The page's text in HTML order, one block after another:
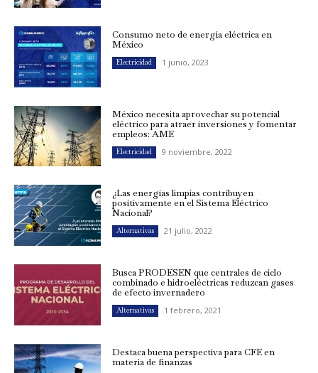
Consumo neto de energía eléctrica en
México
Electricidad 1 junio, 2023
México necesita aprovechar su potencial
eléctrico para atraer inversiones y fomentar
empleos: AME
Electricidad 9 noviembre, 2022
¿Las energías limpias contribuyen
positivamente en el Sistema Eléctrico
Nacional?
Alternativas 21 julio, 2022
Busca PRODESEN que centrales de ciclo
combinado e hidroeléctricas reduzcan gases
de efecto invernadero
Alternativas 1 febrero, 2021
Destaca buena perspectiva para CFE en
materia de finanzas